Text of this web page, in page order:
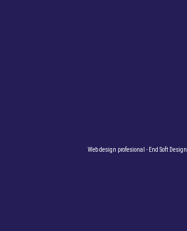
Web design profesional - End Soft Design